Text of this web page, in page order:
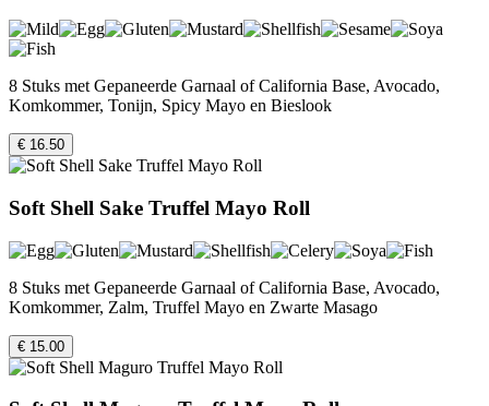
8 Stuks met Gepaneerde Garnaal of California Base, Avocado,
Komkommer, Tonijn, Spicy Mayo en Bieslook
€ 16.50
Soft Shell Sake Truffel Mayo Roll
8 Stuks met Gepaneerde Garnaal of California Base, Avocado,
Komkommer, Zalm, Truffel Mayo en Zwarte Masago
€ 15.00